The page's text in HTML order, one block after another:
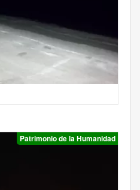
Patrimonio de la Humanidad